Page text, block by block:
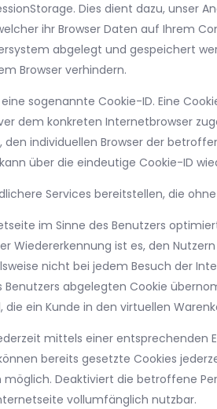
Dies dient dazu, unser
ihr Browser Daten auf Ihrem
abgelegt und gespeichert
Browser verhindern.
sogenannte Cookie-ID. Eine
dem konkreten Internetbrowser
individuellen Browser der
über die eindeutige Cookie-ID
Services bereitstellen, die
im Sinne des Benutzers
Wiedererkennung ist es, den
nicht bei jedem Besuch der
abgelegten Cookie
ein Kunde in den virtuellen
mittels einer entsprechenden
bereits gesetzte Cookies
Deaktiviert die betroffene
vollumfänglich nutzbar.